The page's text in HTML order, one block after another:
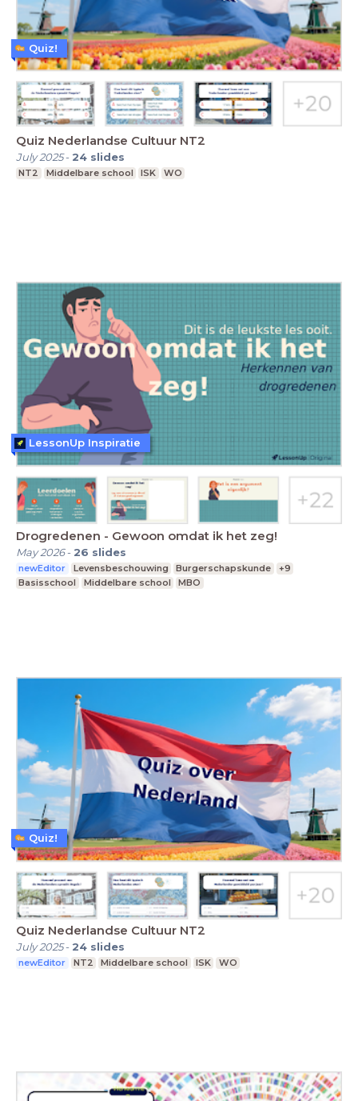
Quiz Nederlandse Cultuur NT2
July 2025- 24 slides
NT2 Middelbare school ISK WO
Quiz!
Drogredenen - Gewoon omdat ik het zeg!
May 2026- 26 slides
newEditor Levensbeschouwing Burgerschapskunde
+9
Basisschool
Middelbare school MBO
LessonUp Inspiratie
Quiz Nederlandse Cultuur NT2
July 2025- 24 slides
newEditor NT2 Middelbare school ISK WO
Quiz!